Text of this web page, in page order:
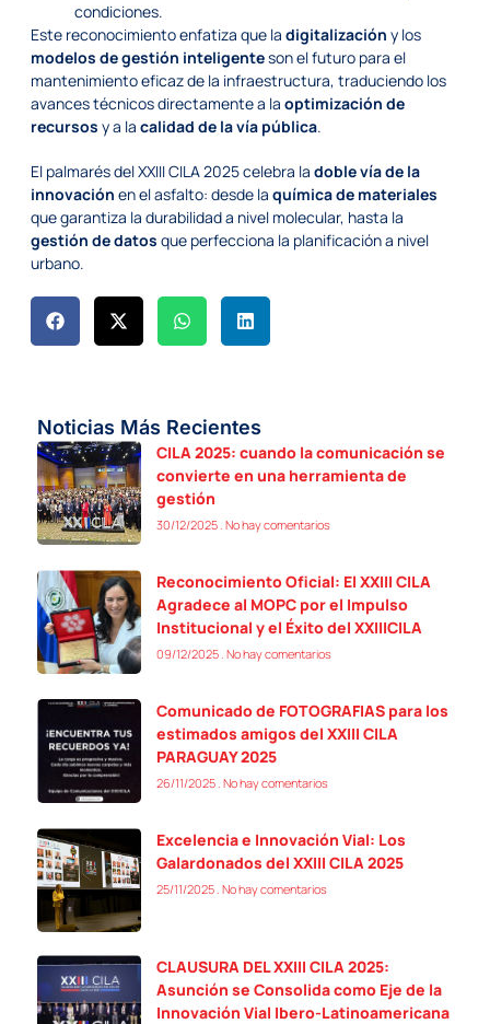
condiciones.
Este reconocimiento enfatiza que la digitalización y los
modelos de gestión inteligenteson el futuro para el
mantenimiento eficaz de la infraestructura, traduciendo los
avances técnicos directamente a la optimización de
recursos y a la calidad de la vía pública.
El palmarés del XXIII CILA 2025 celebra la doble vía de la
innovación en el asfalto: desde la química de materiales
que garantiza la durabilidad a nivel molecular, hasta la
gestión de datos que perfecciona la planificación a nivel
urbano.
Noticias Más Recientes
CILA 2025: cuando la comunicación se
convierte en una herramienta de
gestión
30/12/2025 No hay comentarios
Reconocimiento Oficial: El XXIII CILA
Agradece al MOPC por el Impulso
Institucional y el Éxito del XXIIICILA
09/12/2025 No hay comentarios
Comunicado de FOTOGRAFIAS para los
estimados amigos del XXIII CILA
PARAGUAY 2025
26/11/2025 No hay comentarios
Excelencia e Innovación Vial: Los
Galardonados del XXIII CILA 2025
25/11/2025 No hay comentarios
CLAUSURA DEL XXIII CILA 2025:
Asunción se Consolida como Eje de la
Innovación Vial Ibero-Latinoamericana